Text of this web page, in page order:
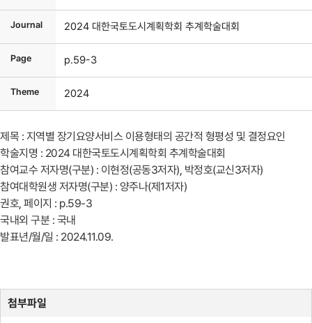
Journal 2024 대한국토도시계획학회 추계학술대회
Page p.59-3
Theme 2024
제목 : 지역별 장기요양서비스 이용형태의 공간적 형평성 및 결정요인
학술지명 : 2024 대한국토도시계획학회 추계학술대회
참여교수 저자명(구분) : 이현정(공동3저자), 박정호(교신3저자)
참여대학원생 저자명(구분) : 양주나(제1저자)
권호, 페이지 : p.59-3
국내외 구분 : 국내
발표년/월/일 : 2024.11.09.
첨부파일